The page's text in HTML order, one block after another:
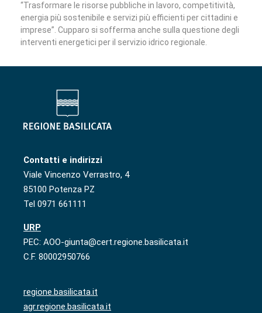
“Trasformare le risorse pubbliche in lavoro, competitività,
energia più sostenibile e servizi più efficienti per cittadini e
imprese”. Cupparo si sofferma anche sulla questione degli
interventi energetici per il servizio idrico regionale.
Contatti e indirizzi
Viale Vincenzo Verrastro, 4
85100 Potenza PZ
Tel 0971 661111
URP
PEC: AOO-giunta@cert.regione.basilicata.it
C.F. 80002950766
regione.basilicata.it
agr.regione.basilicata.it